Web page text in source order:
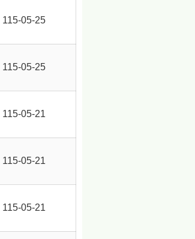
115-05-25
115-05-25
115-05-21
115-05-21
115-05-21